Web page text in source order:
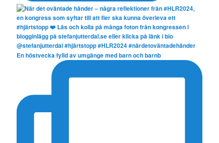
En höstvecka fylld av umgänge med barn och barnb